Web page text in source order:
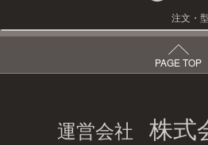
注文・
PAGE TOP
運営会社 株式